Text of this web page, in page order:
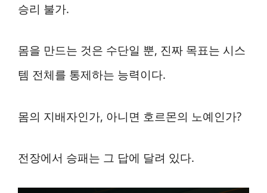
승리 불가.
몸을 만드는 것은 수단일 뿐, 진짜 목표는 시스
템 전체를 통제하는 능력이다.
몸의 지배자인가, 아니면 호르몬의 노예인가?
전장에서 승패는 그 답에 달려 있다.